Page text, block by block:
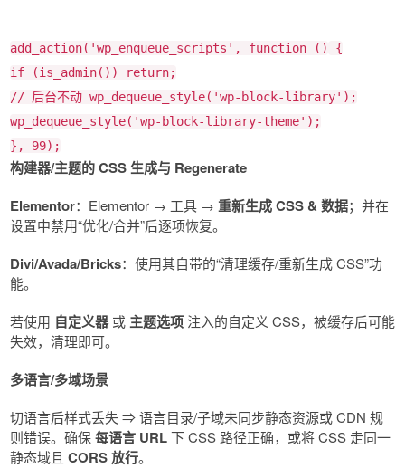
add_action( 'wp_enqueue_scripts' , function ()
{
if (is_admin()) return;
// 后台不动 wp_dequeue_style( 'wp-block-library' );
wp_dequeue_style( 'wp-block-library-theme' );
}, 99);
构建器/主题的 CSS 生成与 Regenerate
Elementor：Elementor → 工具 → 重新生成 CSS & 数据；并在
设置中禁用“优化/合并”后逐项恢复。
Divi/Avada/Bricks：使用其自带的“清理缓存/重新生成 CSS”功
能。
若使用 自定义器或 主题选项注入的自定义 CSS，被缓存后可能
失效，清理即可。
多语言/多域场景
切语言后样式丢失 ⇒ 语言目录/子域未同步静态资源或 CDN 规
则错误。确保每语言 URL下 CSS 路径正确，或将 CSS 走同一
静态域且 CORS 放行。